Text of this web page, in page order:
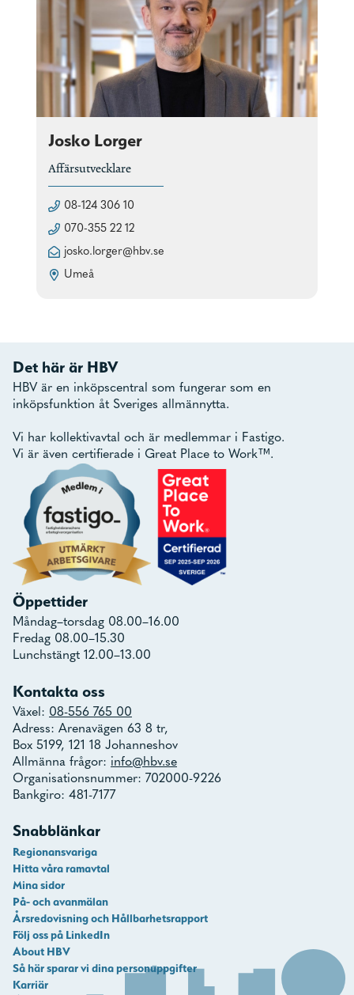
Josko Lorger
Affärsutvecklare
08-124 306 10
070-355 22 12
josko.lorger@hbv.se
Umeå
Det här är HBV
HBV är en inköpscentral som fungerar som en
inköpsfunktion åt Sveriges allmännytta.
Vi har kollektivavtal och är medlemmar i Fastigo.
Vi är även certifierade i Great Place to Work™.
Öppettider
Måndag–torsdag 08.00–16.00
Fredag 08.00–15.30
Lunchstängt 12.00–13.00
Kontakta oss
Växel: 08-556 765 00
Adress: Arenavägen 63 8 tr,
Box 5199, 121 18 Johanneshov
Allmänna frågor: info@hbv.se
Organisationsnummer: 702000-9226
Bankgiro: 481-7177
Snabblänkar
Regionansvariga
Hitta våra ramavtal
Mina sidor
På- och avanmälan
Årsredovisning och Hållbarhetsrapport
Följ oss på LinkedIn
About HBV
Så här sparar vi dina personuppgifter
Karriär